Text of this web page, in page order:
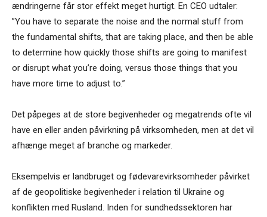
ændringerne får stor effekt meget hurtigt. En CEO udtaler:
”You have to separate the noise and the normal stuff from
the fundamental shifts, that are taking place, and then be able
to determine how quickly those shifts are going to manifest
or disrupt what you’re doing, versus those things that you
have more time to adjust to.”
Det påpeges at de store begivenheder og megatrends ofte vil
have en eller anden påvirkning på virksomheden, men at det vil
afhænge meget af branche og markeder.
Eksempelvis er landbruget og fødevarevirksomheder påvirket
af de geopolitiske begivenheder i relation til Ukraine og
konflikten med Rusland. Inden for sundhedssektoren har